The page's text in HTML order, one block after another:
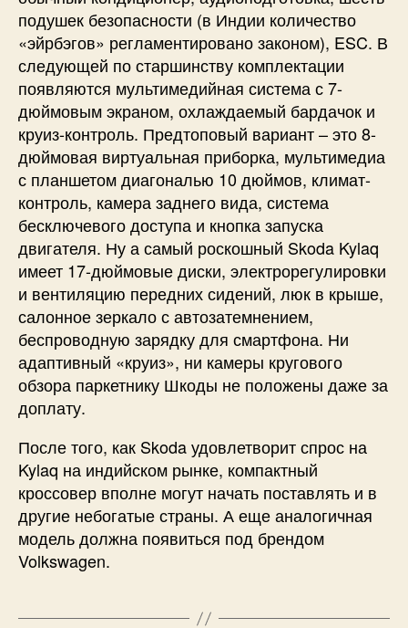
подушек безопасности (в Индии количество
«эйрбэгов» регламентировано законом), ESC. В
следующей по старшинству комплектации
появляются мультимедийная система с 7-
дюймовым экраном, охлаждаемый бардачок и
круиз-контроль. Предтоповый вариант – это 8-
дюймовая виртуальная приборка, мультимедиа
с планшетом диагональю 10 дюймов, климат-
контроль, камера заднего вида, система
бесключевого доступа и кнопка запуска
двигателя. Ну а самый роскошный Skoda Kylaq
имеет 17-дюймовые диски, электрорегулировки
и вентиляцию передних сидений, люк в крыше,
салонное зеркало с автозатемнением,
беспроводную зарядку для смартфона. Ни
адаптивный «круиз», ни камеры кругового
обзора паркетнику Шкоды не положены даже за
доплату.
После того, как Skoda удовлетворит спрос на
Kylaq на индийском рынке, компактный
кроссовер вполне могут начать поставлять и в
другие небогатые страны. А еще аналогичная
модель должна появиться под брендом
Volkswagen.